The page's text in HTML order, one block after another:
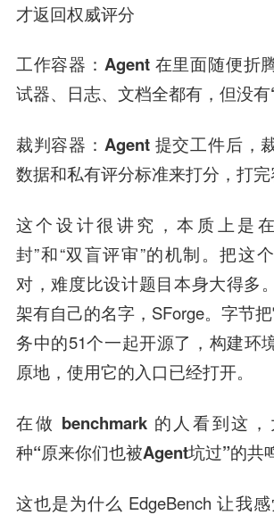
才返回权威评分
工作容器：Agent 在里面随便折
试器、日志、文档全都有，但没
裁判容器：Agent 提交工件后，
数据和私有评分标准来打分，打
这个设计很讲究，本质上是
封”和“双盲评审”的机制。把这
对，难度比设计题目本身大得多
架有自己的名字，SForge。字节
务中的51个一起开源了，构建环
原地，使用它的入口已经打开。
在做 benchmark 的人看到这
种“原来你们也被Agent坑过”的共
这也是为什么 EdgeBench 让我